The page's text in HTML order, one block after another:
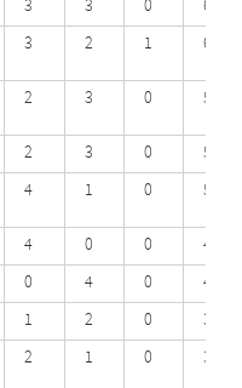
3 3 0
6
3 2 1 6
2 3 0 5
2 3 0
5
4 1 0 5
4 0 0
4
0 4 0
4
1 2 0
3
2 1 0 3